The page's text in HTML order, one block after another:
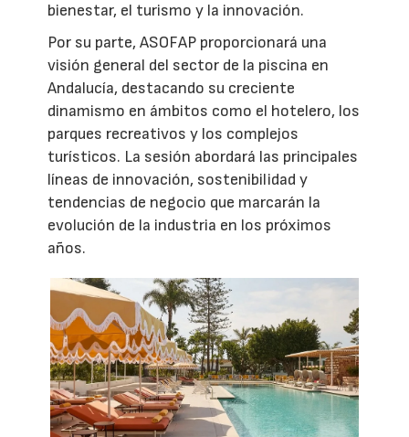
bienestar, el turismo y la innovación.
Por su parte, ASOFAP proporcionará una
visión general del sector de la piscina en
Andalucía, destacando su creciente
dinamismo en ámbitos como el hotelero, los
parques recreativos y los complejos
turísticos. La sesión abordará las principales
líneas de innovación, sostenibilidad y
tendencias de negocio que marcarán la
evolución de la industria en los próximos
años.